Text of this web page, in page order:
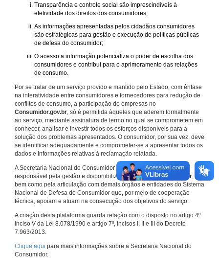
Transparência e controle social são imprescindíveis à
efetividade dos direitos dos consumidores;
As informações apresentadas pelos cidadãos consumidores
são estratégicas para gestão e execução de políticas públicas
de defesa do consumidor;
O acesso a informação potencializa o poder de escolha dos
consumidores e contribui para o aprimoramento das relações
de consumo.
Por se tratar de um serviço provido e mantido pelo Estado, com ênfase
na interatividade entre consumidores e fornecedores para redução de
conflitos de consumo, a participação de empresas no
Consumidor.gov.br, só é permitida àqueles que aderem formalmente
ao serviço, mediante assinatura de termo no qual se comprometem em
conhecer, analisar e investir todos os esforços disponíveis para a
solução dos problemas apresentados. O consumidor, por sua vez, deve
se identificar adequadamente e comprometer-se a apresentar todos os
dados e informações relativas à reclamação relatada.
A Secretaria Nacional do Consumidor do Ministério da Justiça é a
responsável pela gestão e disponibilização doConsumidor.gov.br,
bem como pela articulação com demais órgãos e entidades do Sistema
Nacional de Defesa do Consumidor que, por meio de cooperação
técnica, apoiam e atuam na consecução dos objetivos do serviço.
A criação desta plataforma guarda relação com o disposto no artigo 4º
inciso V da Lei 8.078/1990 e artigo 7º, incisos I, II e III do Decreto
7.963/2013.
Clique aqui para mais informações sobre a Secretaria Nacional do
Consumidor.